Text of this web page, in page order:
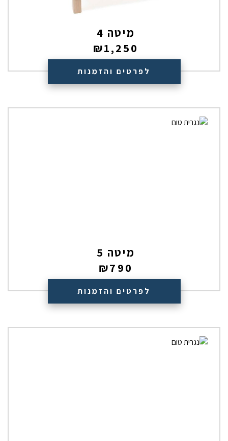
מיטה 4
₪1,250
לפרטים והזמנות
מיטה 5
₪790
לפרטים והזמנות